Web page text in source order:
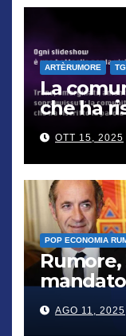
ARTÈRUMORE
La
che ha
“famiglia”
OTT 15, 2025
POP ECONOMIA
Rumore,
cittadini,
verrà
AGO 11, 2025